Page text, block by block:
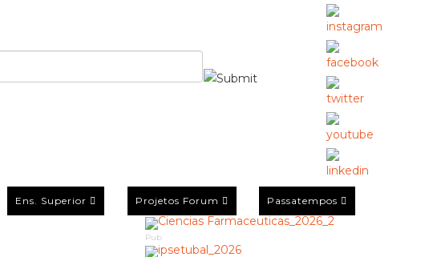
Ens. Superior Projetos Forum Passatempos
Pub